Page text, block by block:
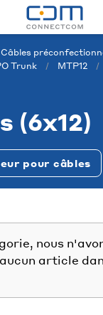
Câbles
Trunk
MTP12
(6x12)
pour câbles
nous
article